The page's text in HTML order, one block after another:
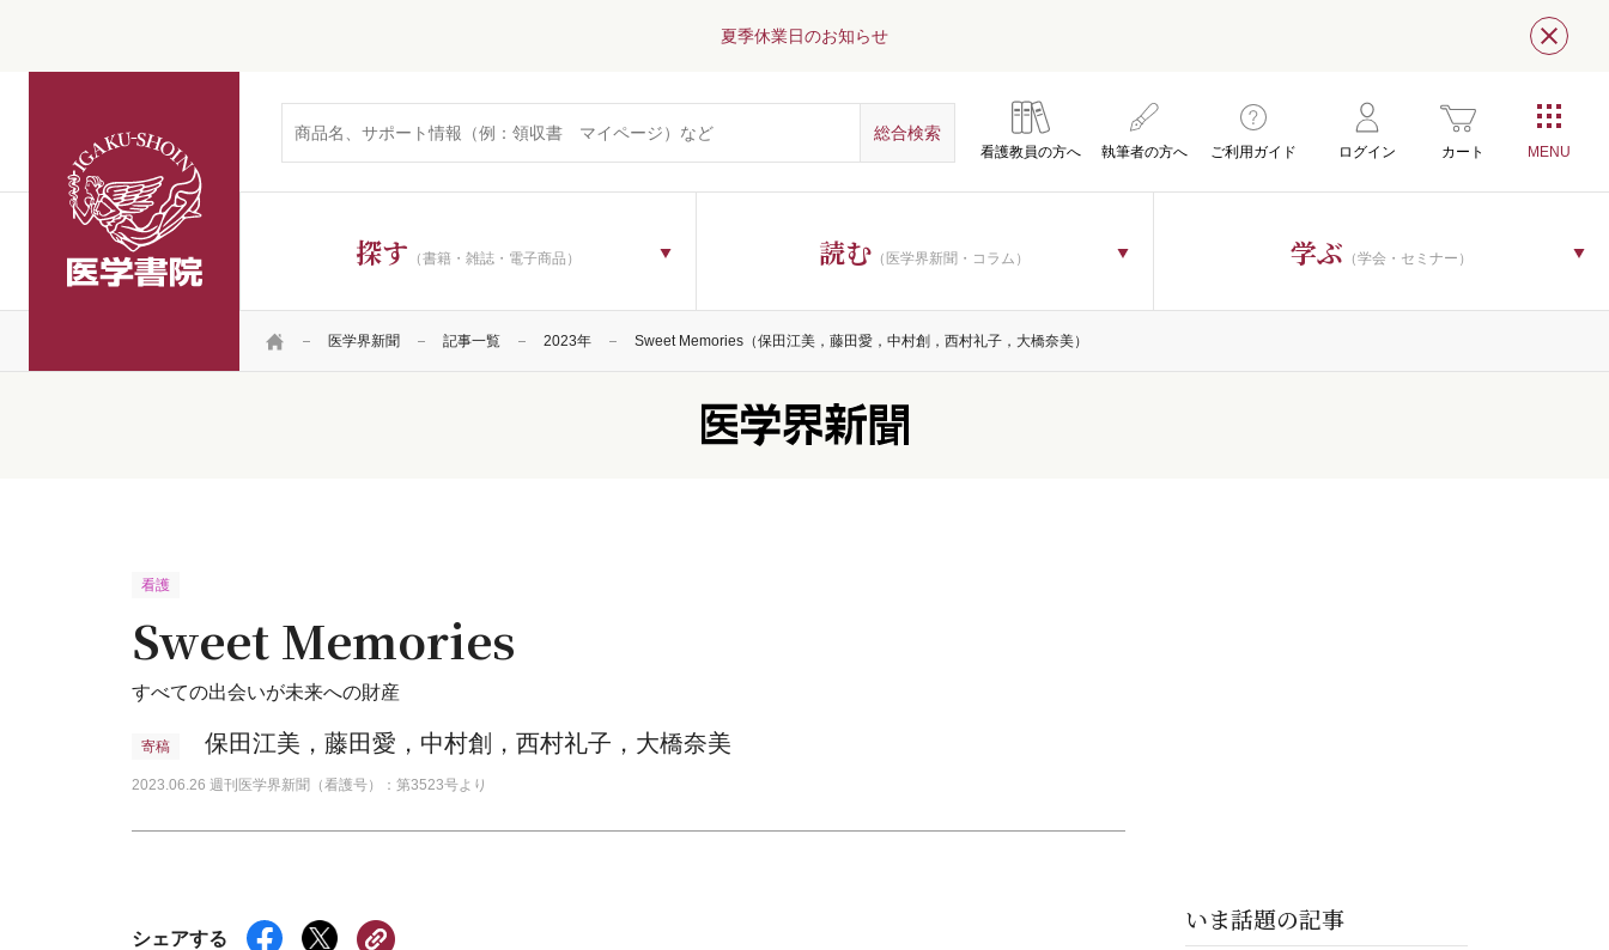
夏季休業日のお知らせ 閉じ
看護教員の方へ 執筆者の方へ ご利用ガイド ログイン カート
探す （書籍・雑誌・電子商品） 読む （医学界新聞・コラム） 学ぶ （学会・セミナー）
HOME 医学界新聞 記事一覧 2023年 Sweet Memories（保田江美，藤田愛，中村創，西村礼子，大橋奈美）
看護
Sweet Memories
すべての出会いが未来への財産
寄稿 保田江美，藤田愛，中村創，西村礼子，大橋奈美
2023.06.26 週刊医学界新聞（看護号）：第3523号より
シェアする
いま話題の記事